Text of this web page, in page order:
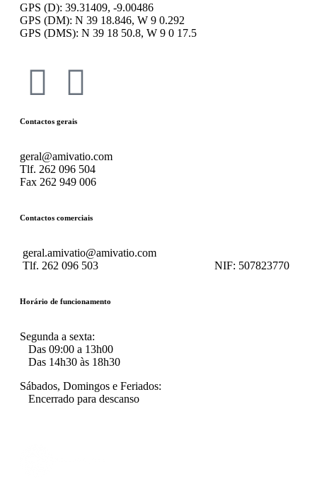
GPS (D): 39.31409, -9.00486
GPS (DM): N 39 18.846, W 9 0.292
GPS (DMS): N 39 18 50.8, W 9 0 17.5
Contactos gerais
geral@amivatio.com
Tlf. 262 096 504
Fax 262 949 006
Contactos comerciais
geral.amivatio@amivatio.com
Tlf. 262 096 503 NIF: 507823770
Horário de funcionamento
Segunda a sexta:
Das 09:00 a 13h00
Das 14h30 às 18h30
Sábados, Domingos e Feriados:
Encerrado para descanso